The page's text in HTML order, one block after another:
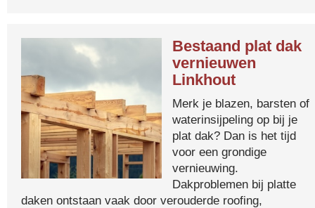
Bestaand plat dak
vernieuwen
Linkhout
Merk je blazen, barsten of
waterinsijpeling op bij je
plat dak? Dan is het tijd
voor een grondige
vernieuwing.
Dakproblemen bij platte
daken ontstaan vaak door verouderde roofing,